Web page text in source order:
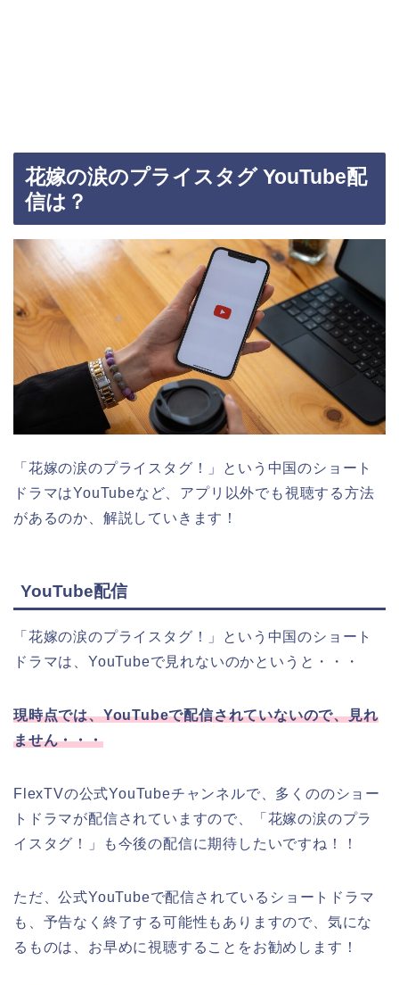
花嫁の涙のプライスタグ YouTube配
信は？
「花嫁の涙のプライスタグ！」
という中国のショート
ドラマはYouTubeなど、アプリ以外でも視聴する方法
があるのか、解説していきます！
YouTube配信
「花嫁の涙のプライスタグ！」
という中国のショート
ドラマは、YouTubeで見れないのかというと・・・
現時点では、YouTubeで配信されていないので、見れ
ません・・・
FlexTVの公式YouTubeチャンネルで、多くののショー
トドラマが配信されていますので、
「花嫁の涙のプラ
イスタグ！」
も今後の配信に期待したいですね！ ！
ただ、公式YouTubeで配信されているショートドラマ
も、予告なく終了する可能性もありますので、気にな
るものは、お早めに視聴することをお勧めします！